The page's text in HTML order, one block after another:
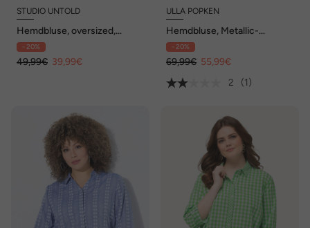
STUDIO UNTOLD
Hemdbluse, oversized,
Langarm innen raffbar
- 20%
49,99€ 39,99€
ULLA POPKEN
Hemdbluse, Metallic-
Schimmer, Boxy,
Hemdkragen, Langarm
- 20%
69,99€ 55,99€
2
(1)